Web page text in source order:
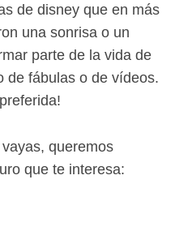
de disney que en más
una sonrisa o un
parte de la vida de
de fábulas o de vídeos.
queremos
que te interesa: